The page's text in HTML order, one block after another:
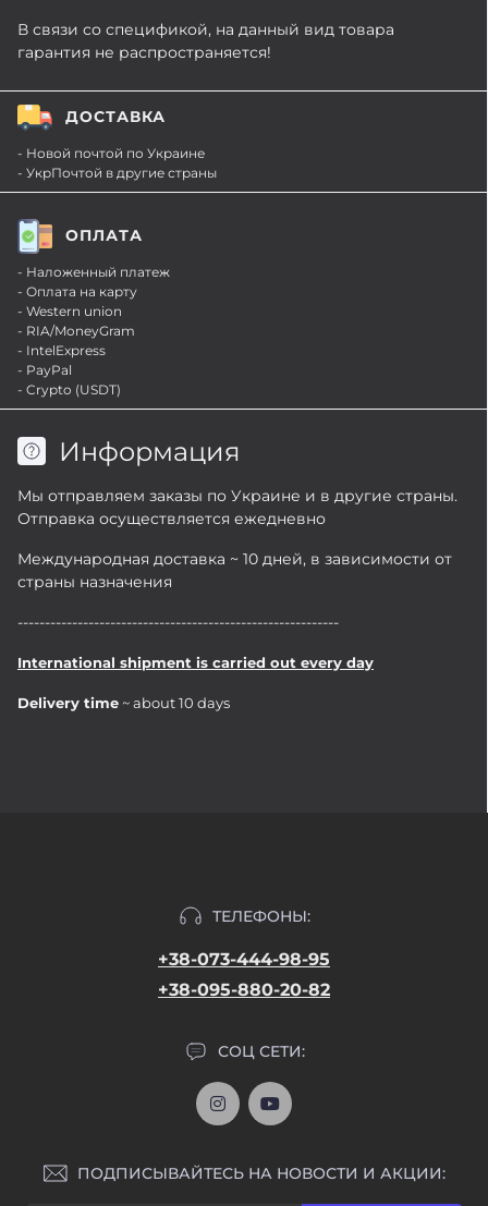
В связи со спецификой, на данный вид товара
гарантия не распространяется!
ДОСТАВКА
- Новой почтой по Украине
- УкрПочтой в другие страны
ОПЛАТА
- Наложенный платеж
- Оплата на карту
- Western union
- RIA/MoneyGram
- IntelExpress
- PayPal
- Crypto (USDT)
Информация
Мы отправляем заказы по Украине и в другие страны.
Отправка осуществляется ежедневно
Международная доставка ~ 10 дней, в зависимости от
страны назначения
-----------------------------------------------------------
International shipment is carried out every day
Delivery time ~ about 10 days
ТЕЛЕФОНЫ:
+38-073-444-98-95
+38-095-880-20-82
СОЦ СЕТИ:
ПОДПИСЫВАЙТЕСЬ НА НОВОСТИ И АКЦИИ: